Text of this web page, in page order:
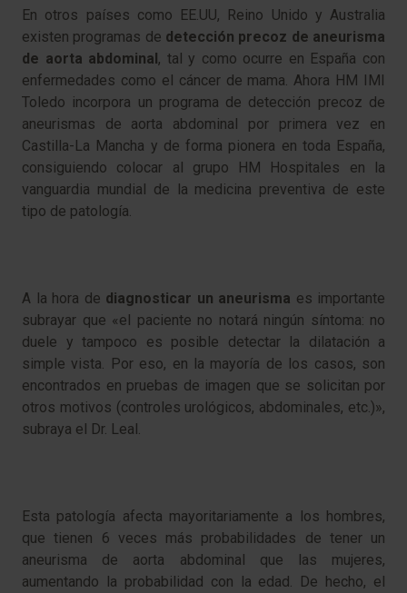
En otros países como EE.UU, Reino Unido y Australia
existen programas de detección precoz de aneurisma
de aorta abdominal, tal y como ocurre en España con
enfermedades como el cáncer de mama. Ahora HM IMI
Toledo incorpora un programa de detección precoz de
aneurismas de aorta abdominal por primera vez en
Castilla-La Mancha y de forma pionera en toda España,
consiguiendo colocar al grupo HM Hospitales en la
vanguardia mundial de la medicina preventiva de este
tipo de patología.
A la hora de diagnosticar un aneurisma es importante
subrayar que «el paciente no notará ningún síntoma: no
duele y tampoco es posible detectar la dilatación a
simple vista. Por eso, en la mayoría de los casos, son
encontrados en pruebas de imagen que se solicitan por
otros motivos (controles urológicos, abdominales, etc.)»,
subraya el Dr. Leal.
Esta patología afecta mayoritariamente a los hombres,
que tienen 6 veces más probabilidades de tener un
aneurisma de aorta abdominal que las mujeres,
aumentando la probabilidad con la edad. De hecho, el